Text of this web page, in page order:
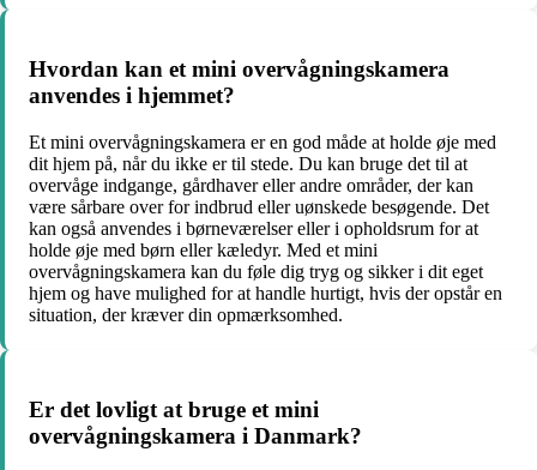
Hvordan kan et mini overvågningskamera
anvendes i hjemmet?
Et mini overvågningskamera er en god måde at holde øje med
dit hjem på, når du ikke er til stede. Du kan bruge det til at
overvåge indgange, gårdhaver eller andre områder, der kan
være sårbare over for indbrud eller uønskede besøgende. Det
kan også anvendes i børneværelser eller i opholdsrum for at
holde øje med børn eller kæledyr. Med et mini
overvågningskamera kan du føle dig tryg og sikker i dit eget
hjem og have mulighed for at handle hurtigt, hvis der opstår en
situation, der kræver din opmærksomhed.
Er det lovligt at bruge et mini
overvågningskamera i Danmark?